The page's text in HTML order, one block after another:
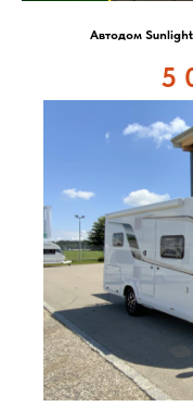
Автодом
5